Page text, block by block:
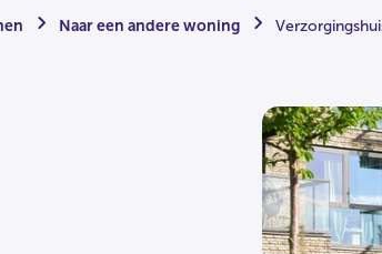
Naar een andere woning